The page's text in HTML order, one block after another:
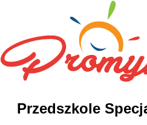
Przedszkole